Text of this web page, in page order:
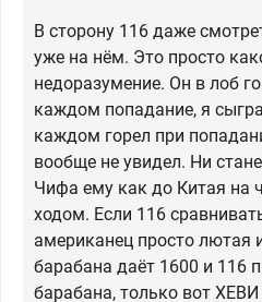
В сторону 116 даже
уже на нём. Это просто
недоразумение. Он в лоб
каждом попадание, я
каждом горел при
вообще не увидел. Ни
Чифа ему как до Китая на
ходом. Если 116
американец просто лютая
барабана даёт 1600 и 116
барабана, только вот